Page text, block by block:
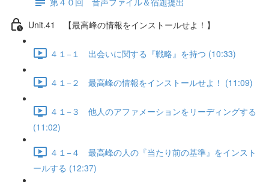
Unit.41 【最高峰の情報をインストールせよ！】
４１−１ 出会いに関する『戦略』を持つ (10:33)
４１−２ 最高峰の情報をインストールせよ！ (11:09)
４１−３ 他人のアファメーションをリーディングする
(11:02)
４１−４ 最高峰の人の『当たり前の基準』をインスト
ールする (12:37)